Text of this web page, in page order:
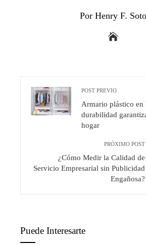
Por Henry F. Soto
POST PREVIO
Armario plástico en
durabilidad
hogar
PRÓXIMO POST
¿Cómo Medir la Calidad de
Servicio Empresarial sin Publicidad
Engañosa?
Puede Interesarte